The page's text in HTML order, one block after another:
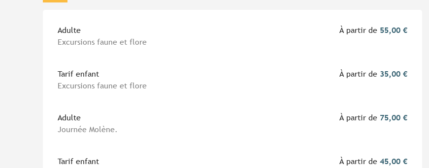
Tarifs 2026
Adulte
Excursions faune et flore
À partir de 55,00 €
Tarif enfant
Excursions faune et flore
À partir de 35,00 €
Adulte
Journée Molène.
À partir de 75,00 €
Tarif enfant
À partir de45,00 €